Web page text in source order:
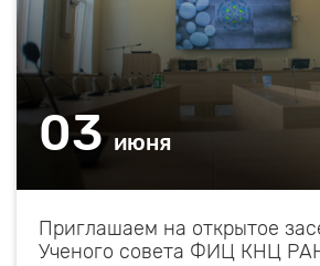
03 июня
Приглашаем на открытое
Ученого совета ФИЦ КНЦ